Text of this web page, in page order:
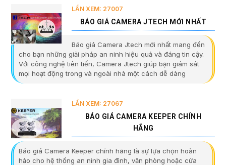
LẦN XEM: 27007
BÁO GIÁ CAMERA JTECH MỚI NHẤT
Báo giá Camera Jtech mới nhất mang đến
cho bạn những giải pháp an ninh hiệu quả và đáng tin cậy.
Với công nghệ tiên tiến, Camera Jtech giúp bạn giám sát
mọi hoạt động trong và ngoài nhà một cách dễ dàng
LẦN XEM: 27067
BÁO GIÁ CAMERA KEEPER CHÍNH
HÃNG
Báo giá Camera Keeper chính hãng là sự lựa chọn hoàn
hảo cho hệ thống an ninh gia đình, văn phòng hoặc cửa